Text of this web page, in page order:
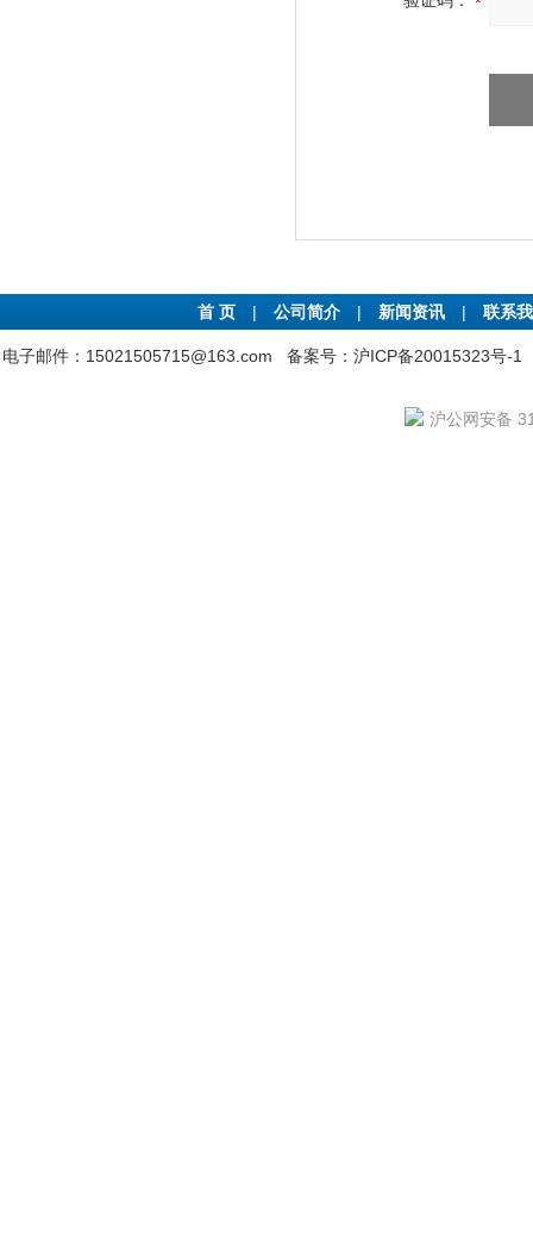
首 页 | 公司简介 | 新闻资讯 | 联系
电子邮件：15021505715@163.com 备案号：沪ICP备20015323号-1
沪公网安备